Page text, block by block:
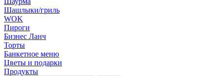
Шашлыки/гриль
WOK
Пироги
Бизнес Ланч
Торты
Банкетное меню
Цветы и подарки
Продукты